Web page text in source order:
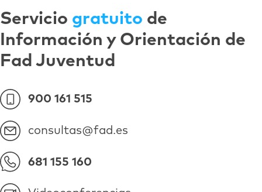
Servicio gratuito de
Información y Orientación de
Fad Juventud
900 161 515
consultas@fad.es
681 155 160